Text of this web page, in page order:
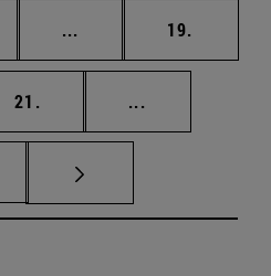
... Tarteko orrialdeak
19.
21. ...